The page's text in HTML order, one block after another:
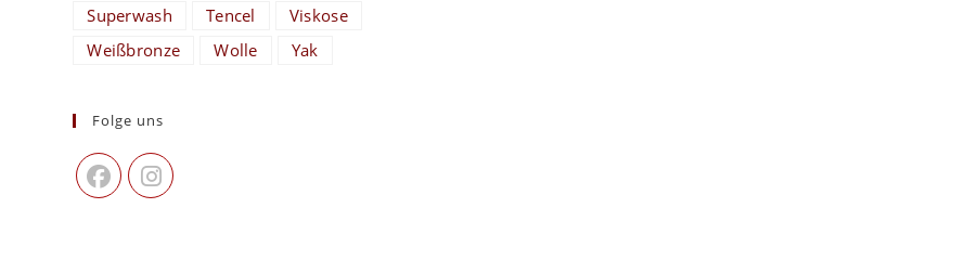
Superwash
Tencel
Viskose
Weißbronze
Wolle Yak
Folge uns